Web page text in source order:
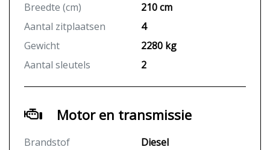
Breedte (cm)
210 cm
Aantal zitplaatsen
4
Gewicht
2280 kg
Aantal sleutels
2
Motor en transmissie
Brandstof
Diesel